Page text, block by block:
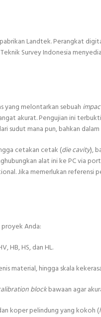
Landtek. Perangkat
Survey Indonesia
yang melontarkan sebuah
akurat. Pengujian ini
sudut mana pun, bahkan
cetakan cetak (die cavity),
alat ini ke PC via
Jika memerlukan referensi
Anda:
HB, HS, dan HL.
material, hingga skala
blockbawaan agar
koper pelindung yang kokoh (